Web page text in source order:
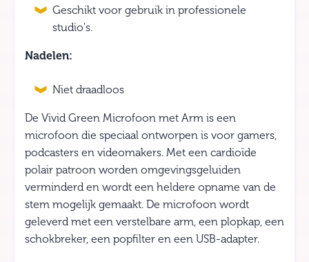
Geschikt voor gebruik in professionele
studio's.
Nadelen:
Niet draadloos
De Vivid Green Microfoon met Arm is een
microfoon die speciaal ontworpen is voor gamers,
podcasters en videomakers. Met een cardioïde
polair patroon worden omgevingsgeluiden
verminderd en wordt een heldere opname van de
stem mogelijk gemaakt. De microfoon wordt
geleverd met een verstelbare arm, een plopkap, een
schokbreker, een popfilter en een USB-adapter.